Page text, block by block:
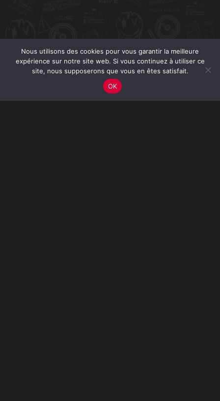
Nous utilisons des cookies pour vous garantir la meilleure
expérience sur notre site web. Si vous continuez à utiliser ce
site, nous supposerons que vous en êtes satisfait.
OK